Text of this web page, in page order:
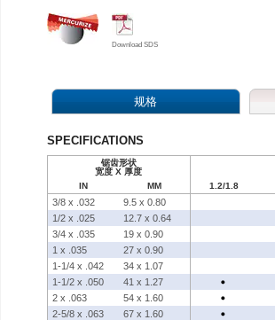
Download SDS
规格
SPECIFICATIONS
锯齿形状
宽度 X 厚度
IN
MM 1.2/1.8
3/8 x .032
9.5 x 0.80
1/2 x .025
12.7 x 0.64
3/4 x .035
19 x 0.90
1 x .035
27 x 0.90
1-1/4 x .042
34 x 1.07
1-1/2 x .050
41 x 1.27
2 x .063
54 x 1.60
2-5/8 x .063
67 x 1.60